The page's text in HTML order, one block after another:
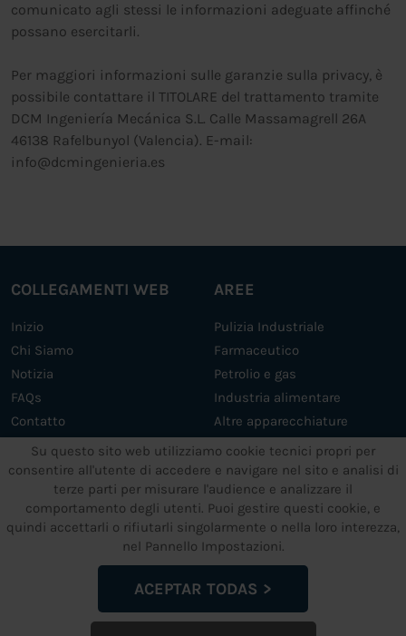
comunicato agli stessi le informazioni adeguate affinché
possano esercitarli.
Per maggiori informazioni sulle garanzie sulla privacy, è
possibile contattare il TITOLARE del trattamento tramite
DCM Ingeniería Mecánica S.L. Calle Massamagrell 26A
46138 Rafelbunyol (Valencia). E-mail:
info@dcmingenieria.es
Su questo sito web utilizziamo cookie tecnici propri per
consentire all'utente di accedere e navigare nel sito e analisi di
terze parti per misurare l'audience e analizzare il
comportamento degli utenti. Puoi gestire questi cookie, e
quindi accettarli o rifiutarli singolarmente o nella loro interezza,
nel Pannello Impostazioni.
ACEPTAR TODAS
COLLEGAMENTI WEB
Inizio
Chi Siamo
Notizia
FAQs
Contatto
AREE
Pulizia Industriale
Farmaceutico
Petrolio e gas
Industria alimentare
Altre apparecchiature
Servizi
ALTRI SERVIZI
Supporto e manutenzione
Impianti a ultrasuoni su
TESTI LEGALI
Impronta
Informativa sulla privacy dei
dati
Politica Cookies